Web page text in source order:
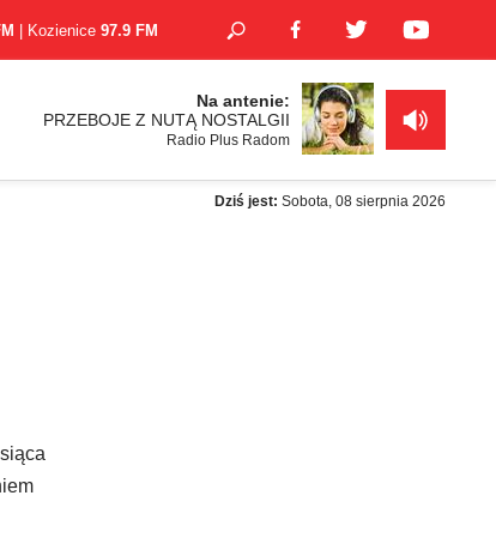
| Kozienice 97.9 FM
Na antenie:
PRZEBOJE Z NUTĄ NOSTALGII
Radio Plus Radom
Dziś jest: Sobota, 08 sierpnia 2026